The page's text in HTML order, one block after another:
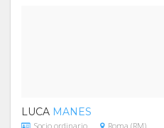
LUCA MANES
Socio ordinario Roma (RM)